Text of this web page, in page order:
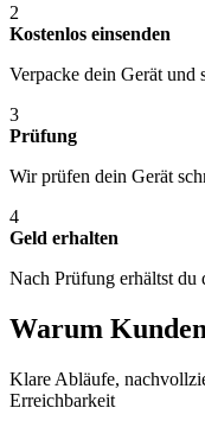
2
Kostenlos einsenden
Verpacke dein Gerät und
3
Prüfung
Wir prüfen dein Gerät
4
Geld erhalten
Nach Prüfung erhältst du
Warum
Klare Abläufe,
Erreichbarkeit